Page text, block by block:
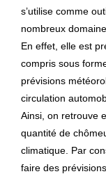
s’utilise comme
nombreux
En effet, elle est
compris sous
prévisions
circulation
Ainsi, on retrouve
quantité de
climatique. Par
faire des